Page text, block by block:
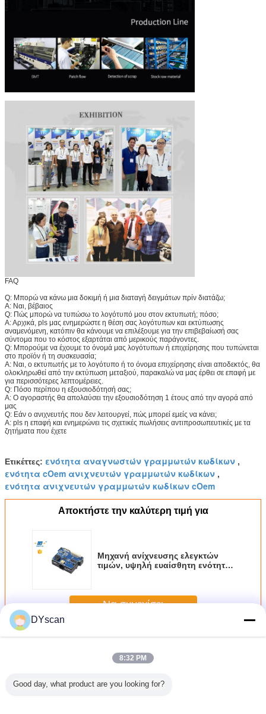
FAQ
Q: Μπορώ να κάνω μια δοκιμή ή μια διαταγή δειγμάτων πρίν διατάζω;
Α: Ναι, βέβαιος
Q: Πώς μπορώ να τυπώσω το λογότυπό μου στον εκτυπωτή; πόσο;
Α: Αρχικά, pls μας ενημερώστε η θέση σας λογότυπων και εκτύπωσης
αναμενόμενη, κατόπιν θα κάνουμε να επιλέξουμε για την επιβεβαίωσή σας
σύντομα που το κόστος εξαρτάται από μερικούς παράγοντες.
Q: Μπορούμε να έχουμε το όνομά μας λογότυπων ή επιχείρησης που τυπώνεται
στο προϊόν ή τη συσκευασία;
Α: Ναι, ο εκτυπωτής με το λογότυπο ή το όνομα επιχείρησης είναι αποδεκτός, θα
ολοκληρωθεί από την εκτύπωση μεταξιού, παρακαλώ να μας έρθει σε επαφή με
για περισσότερες λεπτομέρειες.
Q: Πόσο περίπου η εξουσιοδότησή σας;
Α: Ο αγοραστής θα απολαύσει την εξουσιοδότηση 1 έτους από την αγορά από
μας
Q: Εάν ο ανιχνευτής που δεν λειτουργεί, πώς μπορεί εμείς να κάνει;
Α: pls η επαφή και ενημερώνει τις σχετικές πωλήσεις αντιπροσωπευτικές με τα
ζητήματα που έχετε
Ετικέττες: ενότητα αναγνωστών γραμμωτών κωδίκων ,
ενότητα cOem ανιχνευτών γραμμωτών κωδίκων ,
ενότητα ανιχνευτών γραμμωτών κωδίκων cOem
Αποκτήστε την καλύτερη τιμή για
Μηχανή ανίχνευσης ελεγκτών
τιμών, υψηλή ευαίσθητη ενότητα
Να συνεχίσει
ΠερισσότεροιΜηχανή ανίχνευσης γραμμωτών κωδίκων
DYscan
8:32 PM
Good day, what product are you looking for?